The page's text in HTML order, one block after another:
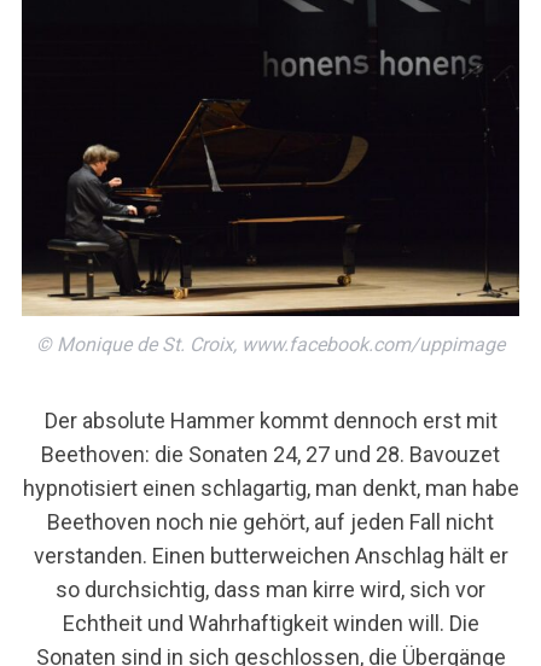
© Monique de St. Croix, www.facebook.com/uppimage
Der absolute Hammer kommt dennoch erst mit
Beethoven: die Sonaten 24, 27 und 28. Bavouzet
hypnotisiert einen schlagartig, man denkt, man habe
Beethoven noch nie gehört, auf jeden Fall nicht
verstanden. Einen butterweichen Anschlag hält er
so durchsichtig, dass man kirre wird, sich vor
Echtheit und Wahrhaftigkeit winden will. Die
Sonaten sind in sich geschlossen, die Übergänge